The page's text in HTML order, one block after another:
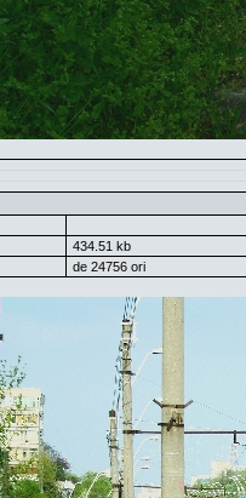
434.51 kb
de 24756 ori